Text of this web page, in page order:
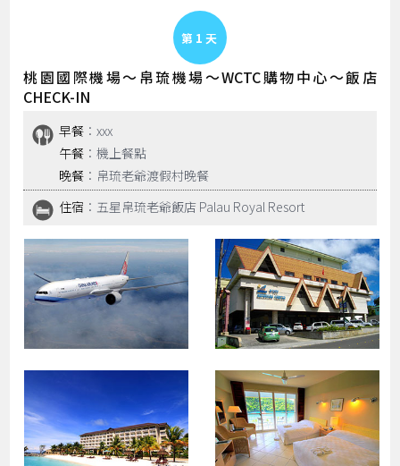
Day 1
桃園國際機場～帛琉機場～WCTC購物中心～飯店
CHECK-IN
早餐 ：xxx
午餐 ：機上餐點
晚餐 ：帛琉老爺渡假村晚餐
住宿 ：五星帛琉老爺飯店 Palau Royal Resort